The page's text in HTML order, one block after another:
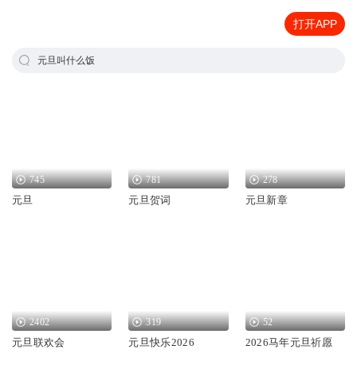
打开APP
元旦叫什么饭
745
元旦
781
元旦贺词
278
元旦新章
2402
元旦联欢会
319
元旦快乐2026
52
2026马年元旦祈愿